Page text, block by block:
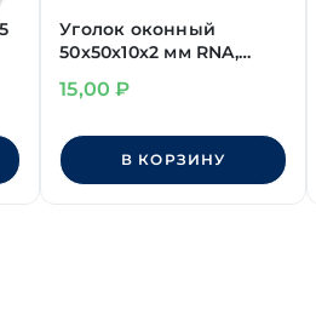
Уголок оконный
50х50х10х2 мм RNA,
15,00₽
В КОРЗИНУ